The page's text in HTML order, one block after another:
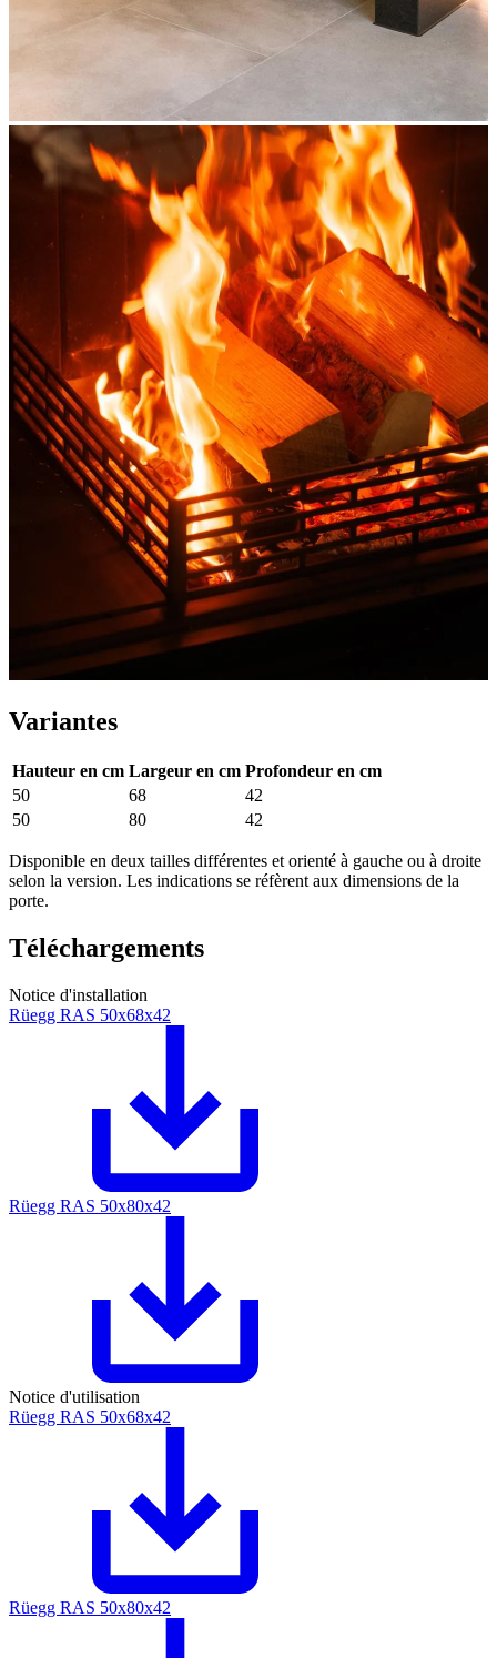
Variantes
Hauteur en cm Largeur en cm Profondeur en cm
50
68
42
50
80 42
Disponible en deux tailles différentes et orienté à gauche ou à droite
selon la version. Les indications se réfèrent aux dimensions de la
porte.
Téléchargements
Notice d'installation
Rüegg RAS 50x68x42
Rüegg RAS 50x80x42
Notice d'utilisation
Rüegg RAS 50x68x42
Rüegg RAS 50x80x42